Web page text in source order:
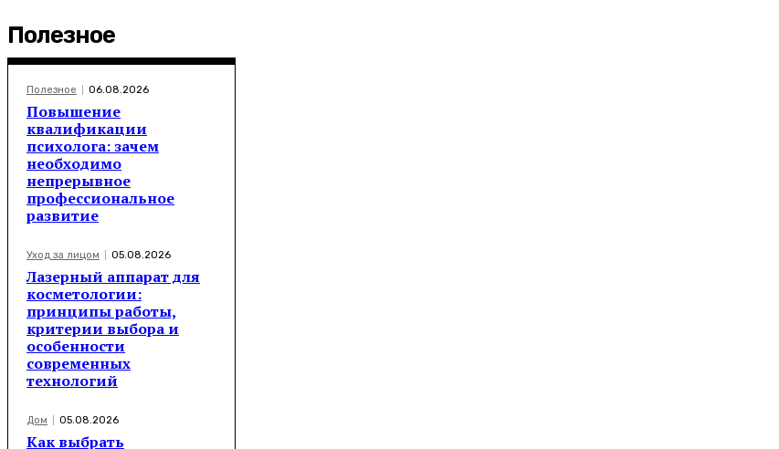
Полезное
Полезное 06.08.2026
Повышение
квалификации
психолога: зачем
необходимо
непрерывное
профессиональное
развитие
Уход за лицом 05.08.2026
Лазерный аппарат для
косметологии:
принципы работы,
критерии выбора и
особенности
современных
технологий
Дом 05.08.2026
Как выбрать